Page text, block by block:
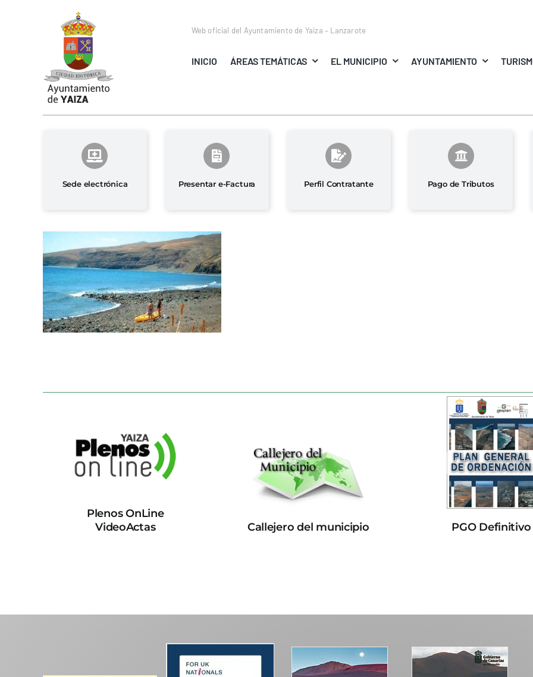
Web oficial del Ayuntamiento de Yaiza – Lanzarote
INICIO ÁREAS TEMÁTICAS EL MUNICIPIO AYUNTAMIENTO
Sede electrónica Presentar e-Factura Perfil Contratante Pago de Tributos
Plenos OnLine
VideoActas
Callejero del municipio PGO Definitivo